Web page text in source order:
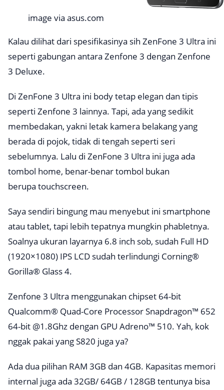
image via asus.com
Kalau dilihat dari spesifikasinya sih ZenFone 3 Ultra ini
seperti gabungan antara Zenfone 3 dengan Zenfone
3 Deluxe.
Di ZenFone 3 Ultra ini body tetap elegan dan tipis
seperti Zenfone 3 lainnya. Tapi, ada yang sedikit
membedakan, yakni letak kamera belakang yang
berada di pojok, tidak di tengah seperti seri
sebelumnya. Lalu di ZenFone 3 Ultra ini juga ada
tombol home, benar-benar tombol bukan
berupa touchscreen.
Saya sendiri bingung mau menyebut ini smartphone
atau tablet, tapi lebih tepatnya mungkin phabletnya.
Soalnya ukuran layarnya 6.8 inch sob, sudah Full HD
(1920×1080) IPS LCD sudah terlindungi Corning®
Gorilla® Glass 4.
Zenfone 3 Ultra menggunakan chipset 64-bit
Qualcomm® Quad-Core Processor Snapdragon™ 652
64-bit @1.8Ghz dengan GPU Adreno™ 510. Yah, kok
nggak pakai yang S820 juga ya?
Ada dua pilihan RAM 3GB dan 4GB. Kapasitas memori
internal juga ada 32GB/ 64GB / 128GB tentunya bisa